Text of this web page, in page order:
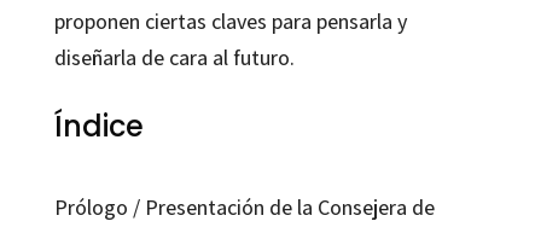
proponen ciertas claves para pensarla y
diseñarla de cara al futuro.
Índice
Prólogo / Presentación de la Consejera de